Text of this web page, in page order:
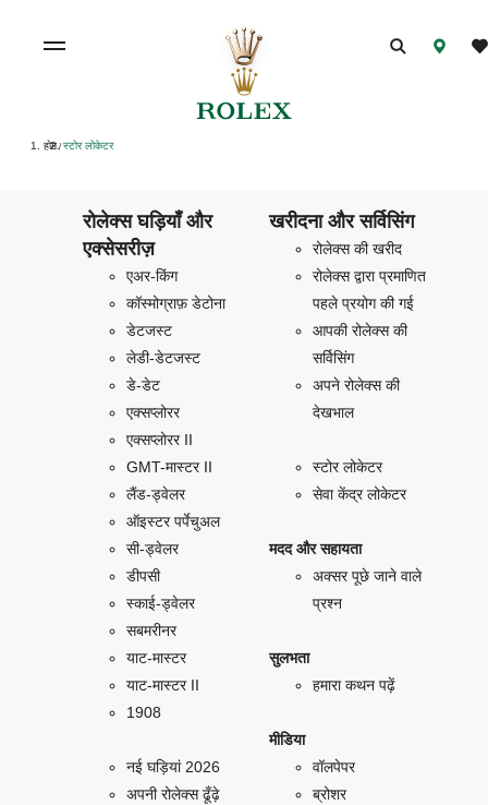
होम/ स्टोर लोकेटर
रोलेक्स घड़ियाँ और
एक्सेसरीज़
एअर-किंग
कॉस्मोग्राफ़ डेटोना
डेटजस्ट
लेडी-डेटजस्ट
डे-डेट
एक्सप्लोरर
एक्सप्लोरर II
GMT-मास्टर II
लैंड-ड्वेलर
ऑइस्टर पर्पेचुअल
सी-ड्वेलर
डीपसी
स्काई-ड्वेलर
सबमरीनर
याट-मास्टर
याट-मास्टर II
1908
नई घड़ियां 2026
अपनी रोलेक्स ढूँढ़े
खरीदना और सर्विसिंग
रोलेक्स की खरीद
रोलेक्स द्वारा प्रमाणित
पहले प्रयोग की गई
आपकी रोलेक्स की
सर्विसिंग
अपने रोलेक्स की
देखभाल
स्टोर लोकेटर
सेवा केंद्र लोकेटर
मदद और सहायता
अक्सर पूछे जाने वाले
प्रश्न
सुलभता
हमारा कथन पढ़ें
मीडिया
वॉलपेपर
ब्रोशर